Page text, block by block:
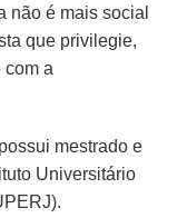
não é mais social
que privilegie,
com a
possui mestrado e
Universitário